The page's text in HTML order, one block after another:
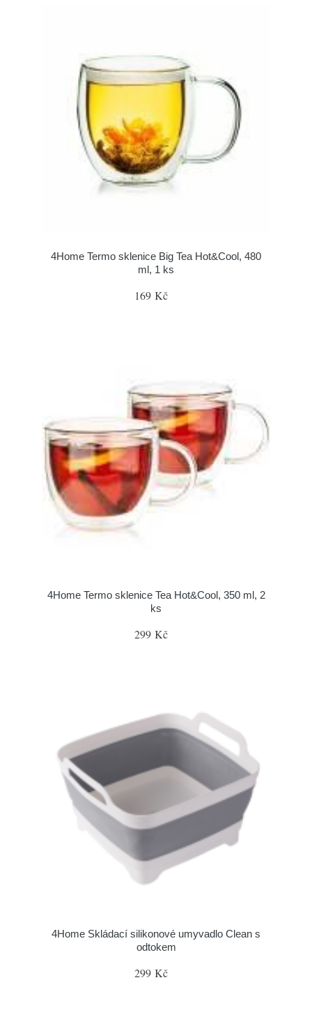
4Home Termo sklenice Big Tea Hot&Cool, 480
ml, 1 ks
169 Kč
4Home Termo sklenice Tea Hot&Cool, 350 ml, 2
ks
299 Kč
4Home Skládací silikonové umyvadlo Clean s
odtokem
299 Kč